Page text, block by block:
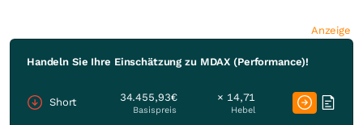
Anzeige
Handeln Sie Ihre Einschätzung zu MDAX (Performance)!
Short 34.455,93€
Basispreis
× 14,71
Hebel